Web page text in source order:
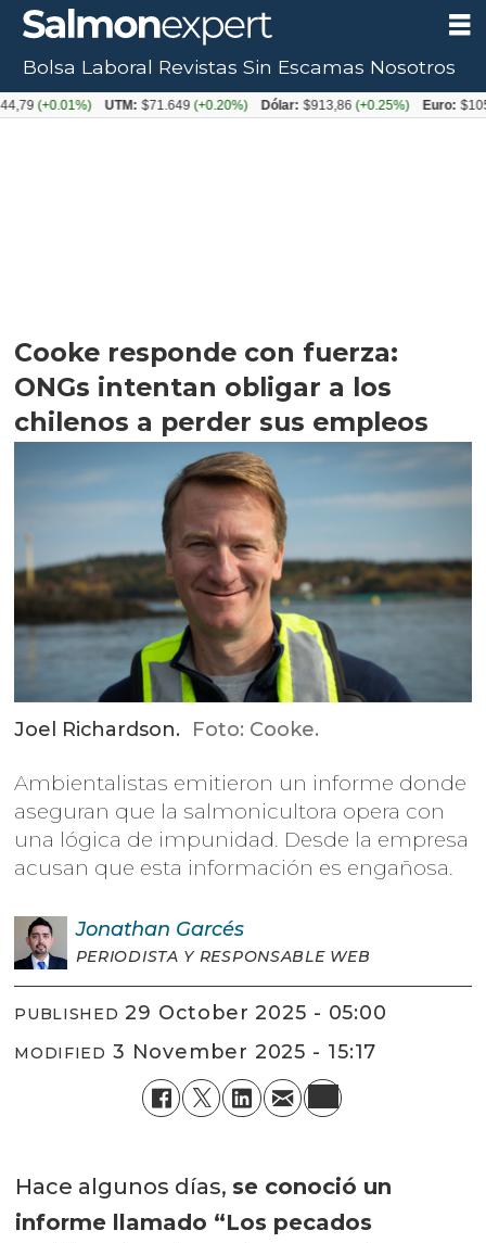
Cooke responde con fuerza:
ONGs intentan obligar a los
chilenos a perder sus empleos
Joel Richardson. Foto: Cooke.
Ambientalistas emitieron un informe donde
aseguran que la salmonicultora opera con
una lógica de impunidad. Desde la empresa
acusan que esta información es engañosa.
Jonathan Garcés
PERIODISTA Y RESPONSABLE WEB
PUBLISHED 29 October 2025 - 05:00
MODIFIED 3 November 2025 - 15:17
Hace algunos días, se conoció un
informe llamado “Los pecados
Bolsa Laboral Revistas Sin Escamas Nosotros
UTM: $71.649(+0.20%) Dólar: $913,86(+0.25%) Euro: $1053,08(-